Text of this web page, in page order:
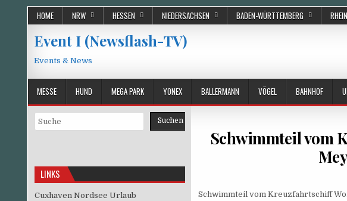
HOME NRW HESSEN NIEDERSACHSEN BADEN-WÜRTTEMBERG
Event I (Newsflash-TV)
Events & News
MESSE HUND MEGA PARK YONEX BALLERMANN VÖGEL BAHNHOF
Schwimmteil vom
Schwimmteil vom Kreuzfahrtschiff
Suchen Suchen
LINKS
Cuxhaven Nordsee Urlaub